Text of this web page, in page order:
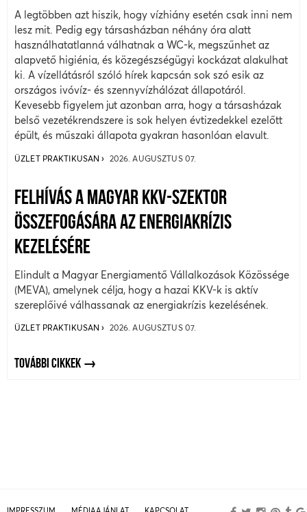
A legtöbben azt hiszik, hogy vízhiány esetén csak inni nem
lesz mit. Pedig egy társasházban néhány óra alatt
használhatatlanná válhatnak a WC-k, megszűnhet az
alapvető higiénia, és közegészségügyi kockázat alakulhat
ki. A vízellátásról szóló hírek kapcsán sok szó esik az
országos ivóvíz- és szennyvízhálózat állapotáról.
Kevesebb figyelem jut azonban arra, hogy a társasházak
belső vezetékrendszere is sok helyen évtizedekkel ezelőtt
épült, és műszaki állapota gyakran hasonlóan elavult.
ÜZLET PRAKTIKUSAN 2026. AUGUSZTUS 07.
FELHÍVÁS A MAGYAR KKV-SZEKTOR
ÖSSZEFOGÁSÁRA AZ ENERGIAKRÍZIS
KEZELÉSÉRE
Elindult a Magyar Energiamentő Vállalkozások Közössége
(MEVA), amelynek célja, hogy a hazai KKV-k is aktív
szereplőivé válhassanak az energiakrízis kezelésének.
ÜZLET PRAKTIKUSAN 2026. AUGUSZTUS 07.
TOVÁBBI CIKKEK